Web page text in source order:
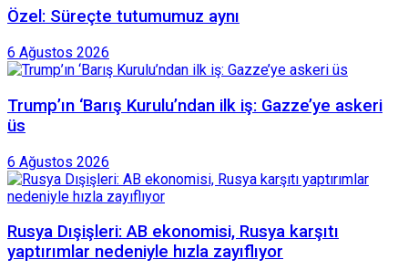
Özel: Süreçte tutumumuz aynı
6 Ağustos 2026
Trump’ın ‘Barış Kurulu’ndan ilk iş: Gazze’ye askeri
üs
6 Ağustos 2026
Rusya Dışişleri: AB ekonomisi, Rusya karşıtı
yaptırımlar nedeniyle hızla zayıflıyor